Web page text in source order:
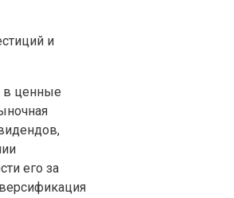
и
в ценные
его за